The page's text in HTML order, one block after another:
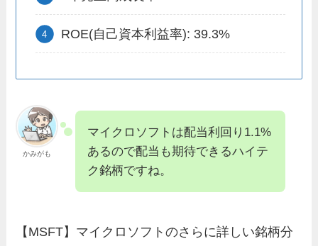
ROE(自己資本利益率): 39.3%
かみがも
マイクロソフトは配当利回り1.1%
あるので配当も期待できるハイテ
ク銘柄ですね。
【MSFT】マイクロソフトのさらに詳しい銘柄分